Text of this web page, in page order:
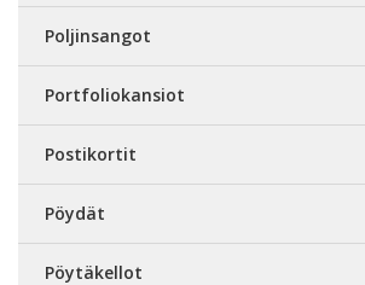
Poljinsangot
Portfoliokansiot
Postikortit
Pöydät
Pöytäkellot